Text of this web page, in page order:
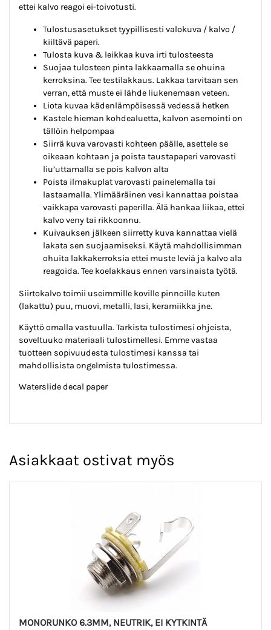
ettei kalvo reagoi ei-toivotusti.
Tulostusasetukset tyypillisesti valokuva / kalvo /
kiiltävä paperi.
Tulosta kuva & leikkaa kuva irti tulosteesta
Suojaa tulosteen pinta lakkaamalla se ohuina
kerroksina. Tee testilakkaus. Lakkaa tarvitaan sen
verran, että muste ei lähde liukenemaan veteen.
Liota kuvaa kädenlämpöisessä vedessä hetken
Kastele hieman kohdealuetta, kalvon asemointi on
tällöin helpompaa
Siirrä kuva varovasti kohteen päälle, asettele se
oikeaan kohtaan ja poista taustapaperi varovasti
liu’uttamalla se pois kalvon alta
Poista ilmakuplat varovasti painelemalla tai
lastaamalla. Ylimääräinen vesi kannattaa poistaa
vaikkapa varovasti paperilla. Älä hankaa liikaa, ettei
kalvo veny tai rikkoonnu.
Kuivauksen jälkeen siirretty kuva kannattaa vielä
lakata sen suojaamiseksi. Käytä mahdollisimman
ohuita lakkakerroksia ettei muste leviä ja kalvo ala
reagoida. Tee koelakkaus ennen varsinaista työtä.
Siirtokalvo toimii useimmille koville pinnoille kuten
(lakattu) puu, muovi, metalli, lasi, keramiikka jne.
Käyttö omalla vastuulla. Tarkista tulostimesi ohjeista,
soveltuuko materiaali tulostimellesi. Emme vastaa
tuotteen sopivuudesta tulostimesi kanssa tai
mahdollisista ongelmista tulostimessa.
Waterslide decal paper
Asiakkaat ostivat myös
MONORUNKO 6.3MM, NEUTRIK, EI KYTKINTÄ